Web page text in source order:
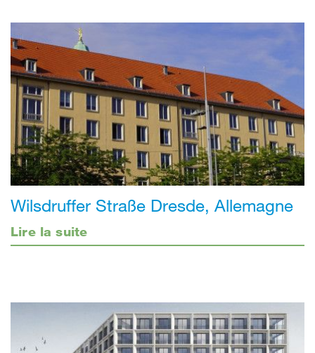
Wilsdruffer Straße Dresde, Allemagne
Lire la suite